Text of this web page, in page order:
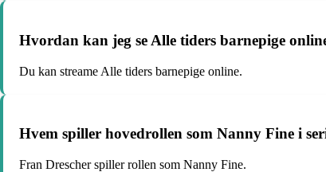
Hvordan kan jeg se Alle tiders barnepige
Du kan streame Alle tiders barnepige online.
Hvem spiller hovedrollen som Nanny Fine i
Fran Drescher spiller rollen som Nanny Fine.